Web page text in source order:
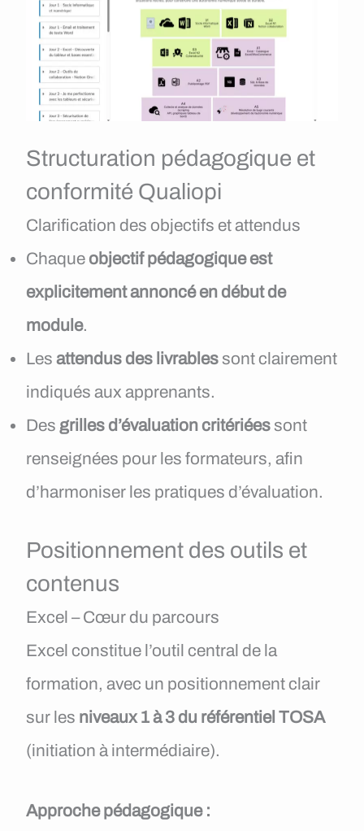
Structuration pédagogique et
conformité Qualiopi
Clarification des objectifs et attendus
Chaque objectif pédagogique est
explicitement annoncé en début de
module.
Les attendus des livrablessont clairement
indiqués aux apprenants.
Des grilles d’évaluation critériéessont
renseignées pour les formateurs, afin
d’harmoniser les pratiques d’évaluation.
Positionnement des outils et
contenus
Excel – Cœur du parcours
Excel constitue l’outil central de la
formation, avec un positionnement clair
sur les niveaux 1 à 3 du référentiel TOSA
(initiation à intermédiaire).
Approche pédagogique :